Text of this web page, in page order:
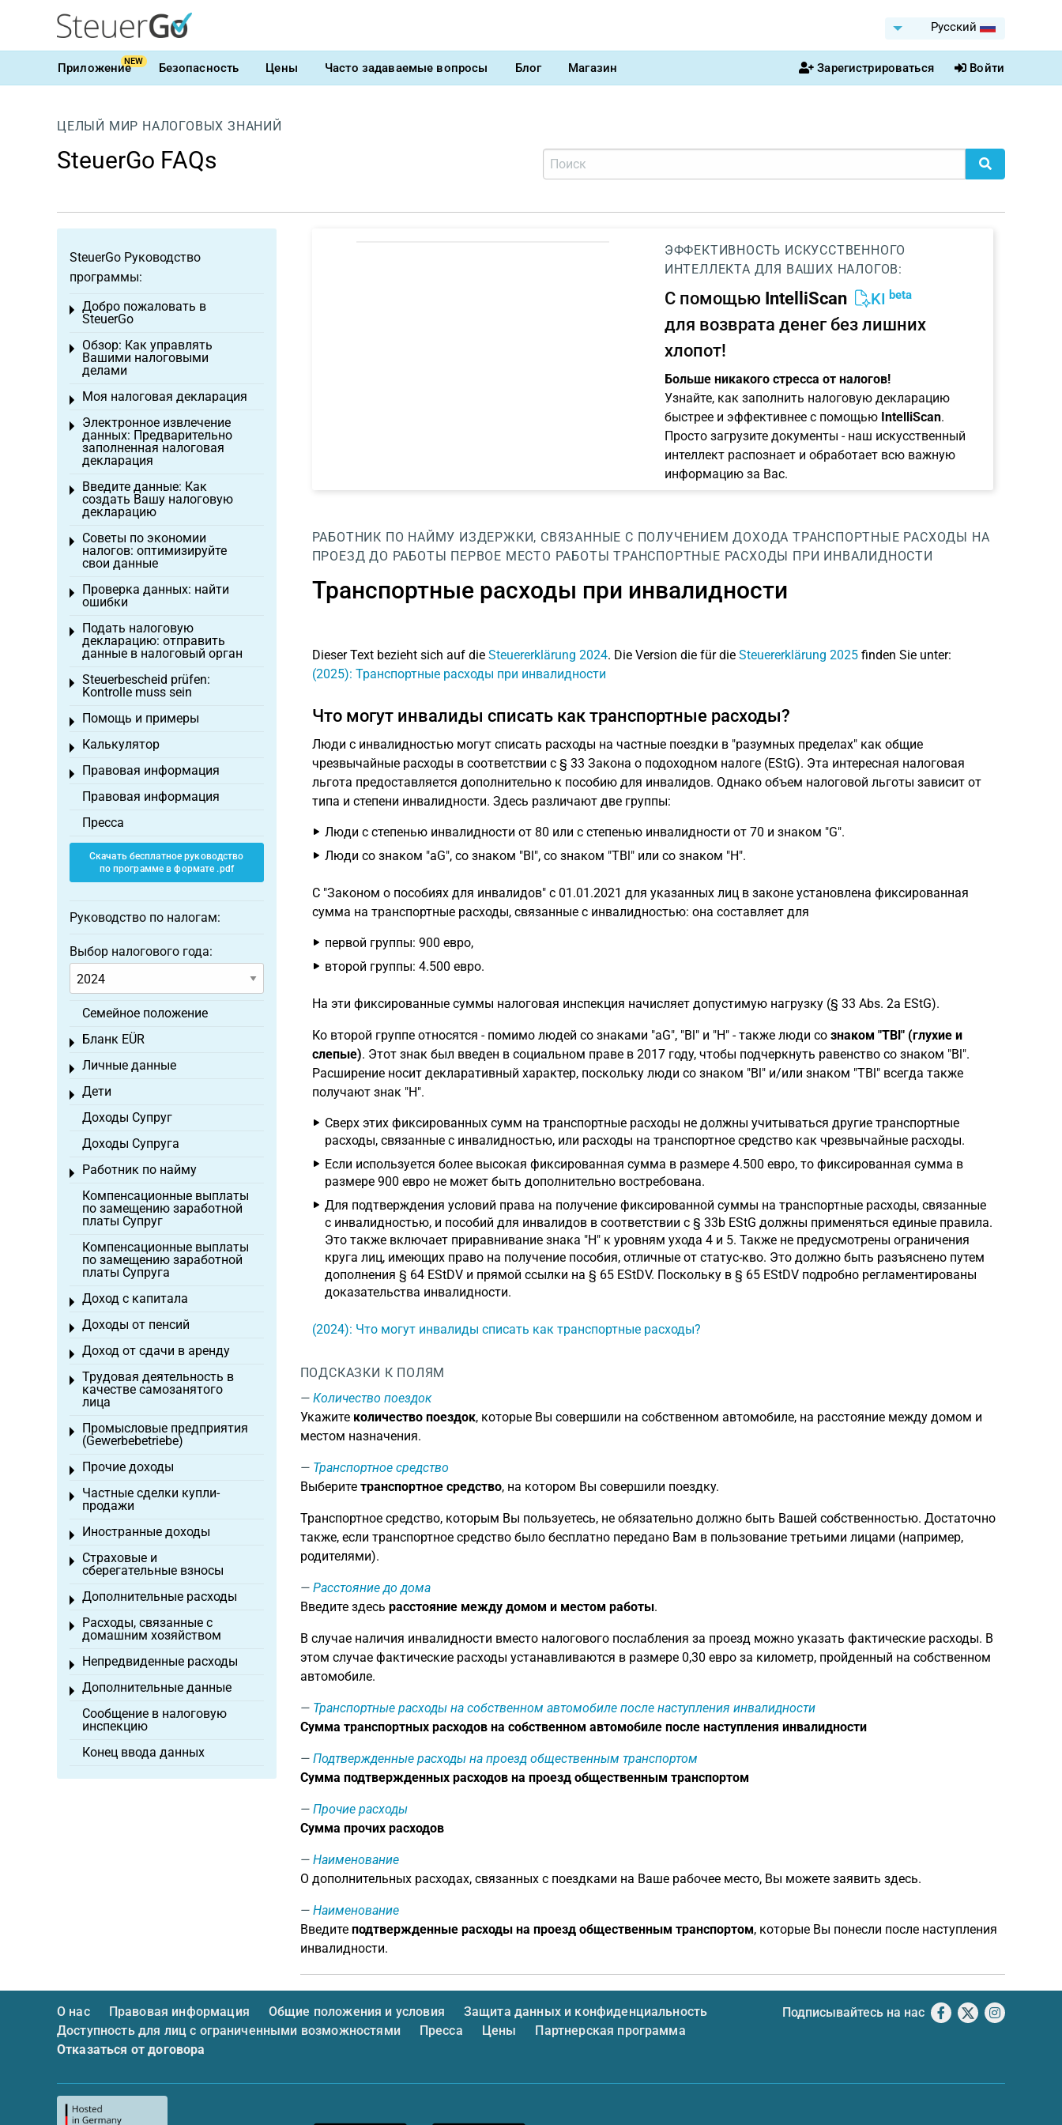
Pусский
ПриложениеNEW Безопасность Цены Часто задаваемые вопросы Блог Магазин Зарегистрироваться Войти
ЦЕЛЫЙ МИР НАЛОГОВЫХ ЗНАНИЙ
SteuerGo FAQs
ЭФФЕКТИВНОСТЬ ИСКУССТВЕННОГО
ИНТЕЛЛЕКТА ДЛЯ ВАШИХ НАЛОГОВ:
С помощью IntelliScan KI beta
для возврата денег без лишних
хлопот!
Больше никакого стресса от налогов!
Узнайте, как заполнить налоговую декларацию
быстрее и эффективнее с помощью IntelliScan.
Просто загрузите документы - наш искусственный
интеллект распознает и обработает всю важную
информацию за Вас.
РАБОТНИК ПО НАЙМУ ИЗДЕРЖКИ, СВЯЗАННЫЕ С ПОЛУЧЕНИЕМ ДОХОДА ТРАНСПОРТНЫЕ РАСХОДЫ НА
ПРОЕЗД ДО РАБОТЫ ПЕРВОЕ МЕСТО РАБОТЫТРАНСПОРТНЫЕ РАСХОДЫ ПРИ ИНВАЛИДНОСТИ
Транспортные расходы при инвалидности
Dieser Text bezieht sich auf die Steuererklärung 2024. Die Version die für die Steuererklärung 2025finden Sie unter:
(2025): Транспортные расходы при инвалидности
Что могут инвалиды списать как транспортные расходы?
Люди с инвалидностью могут списать расходы на частные поездки в "разумных пределах" как общие
чрезвычайные расходы в соответствии с § 33 Закона о подоходном налоге (EStG). Эта интересная налоговая
льгота предоставляется дополнительно к пособию для инвалидов. Однако объем налоговой льготы зависит от
типа и степени инвалидности. Здесь различают две группы:
Люди с степенью инвалидности от 80 или с степенью инвалидности от 70 и знаком "G".
Люди со знаком "aG", со знаком "Bl", со знаком "TBl" или со знаком "H".
С "Законом о пособиях для инвалидов" с 01.01.2021 для указанных лиц в законе установлена фиксированная
сумма на транспортные расходы, связанные с инвалидностью: она составляет для
первой группы: 900 евро,
второй группы: 4.500 евро.
На эти фиксированные суммы налоговая инспекция начисляет допустимую нагрузку (§ 33 Abs. 2a EStG).
Ко второй группе относятся - помимо людей со знаками "aG", "Bl" и "H" - также люди сознаком "TBl" (глухие и
слепые). Этот знак был введен в социальном праве в 2017 году, чтобы подчеркнуть равенство со знаком "Bl".
Расширение носит декларативный характер, поскольку люди со знаком "Bl" и/или знаком "TBl" всегда также
получают знак "H".
Сверх этих фиксированных сумм на транспортные расходы не должны учитываться другие транспортные
расходы, связанные с инвалидностью, или расходы на транспортное средство как чрезвычайные расходы.
Если используется более высокая фиксированная сумма в размере 4.500 евро, то фиксированная сумма в
размере 900 евро не может быть дополнительно востребована.
Для подтверждения условий права на получение фиксированной суммы на транспортные расходы, связанные
с инвалидностью, и пособий для инвалидов в соответствии с § 33b EStG должны применяться единые правила.
Это также включает приравнивание знака "H" к уровням ухода 4 и 5. Также не предусмотрены ограничения
круга лиц, имеющих право на получение пособия, отличные от статус-кво. Это должно быть разъяснено путем
дополнения § 64 EStDV и прямой ссылки на § 65 EStDV. Поскольку в § 65 EStDV подробно регламентированы
доказательства инвалидности.
(2024): Что могут инвалиды списать как транспортные расходы?
ПОДСКАЗКИ К ПОЛЯМ
Количество поездок
Укажите количество поездок, которые Вы совершили на собственном автомобиле, на расстояние между домом и
местом назначения.
Транспортное средство
Выберите транспортное средство, на котором Вы совершили поездку.
Транспортное средство, которым Вы пользуетесь, не обязательно должно быть Вашей собственностью. Достаточно
также, если транспортное средство было бесплатно передано Вам в пользование третьими лицами (например,
родителями).
Расстояние до дома
Введите здесь расстояние между домом и местом работы.
В случае наличия инвалидности вместо налогового послабления за проезд можно указать фактические расходы. В
этом случае фактические расходы устанавливаются в размере 0,30 евро за километр, пройденный на собственном
автомобиле.
Транспортные расходы на собственном автомобиле после наступления инвалидности
Сумма транспортных расходов на собственном автомобиле после наступления инвалидности
Подтвержденные расходы на проезд общественным транспортом
Сумма подтвержденных расходов на проезд общественным транспортом
Прочие расходы
Сумма прочих расходов
Наименование
О дополнительных расходах, связанных с поездками на Ваше рабочее место, Вы можете заявить здесь.
Наименование
Введите подтвержденные расходы на проезд общественным транспортом, которые Вы понесли после наступления
инвалидности.
SteuerGo Руководство
программы:
Добро пожаловать в
SteuerGo
Toggle menu
Обзор: Как управлять
Вашими налоговыми
делами
Toggle menu
Моя налоговая декларация
Toggle menu
Электронное извлечение
данных: Предварительно
заполненная налоговая
декларация
Toggle menu
Введите данные: Как
создать Вашу налоговую
декларацию
Toggle menu
Советы по экономии
налогов: оптимизируйте
свои данные
Toggle menu
Проверка данных: найти
ошибки
Toggle menu
Подать налоговую
декларацию: отправить
данные в налоговый орган
Toggle menu
Steuerbescheid prüfen:
Kontrolle muss sein
Toggle menu
Помощь и примеры
Toggle menu
Калькулятор
Toggle menu
Правовая информация
Toggle menu
Правовая информация
Пресса
Скачать бесплатное руководство
по программе в формате .pdf
Руководство по налогам:
Выбор налогового года:
Семейное положение
Бланк EÜR
Toggle menu
Личные данные
Toggle menu
Дети
Toggle menu
Доходы Супруг
Доходы Супруга
Работник по найму
Toggle menu
Компенсационные выплаты
по замещению заработной
платы Супруг
Компенсационные выплаты
по замещению заработной
платы Супруга
Доход с капитала
Toggle menu
Доходы от пенсий
Toggle menu
Доход от сдачи в аренду
Toggle menu
Трудовая деятельность в
качестве самозанятого
лица
Toggle menu
Промысловые предприятия
(Gewerbebetriebe)
Toggle menu
Прочие доходы
Toggle menu
Частные сделки купли-
продажи
Toggle menu
Иностранные доходы
Toggle menu
Страховые и
сберегательные взносы
Toggle menu
Дополнительные расходы
Toggle menu
Расходы, связанные с
домашним хозяйством
Toggle menu
Непредвиденные расходы
Toggle menu
Дополнительные данные
Toggle menu
Сообщение в налоговую
инспекцию
Конец ввода данных
О нас Правовая информация Общие положения и условия
Защита данных и конфиденциальность
Доступность для лиц с ограниченными возможностями
Пресса Цены
Партнерская программа
Отказаться от договора
Подписывайтесь на нас Facebook
X Instagram